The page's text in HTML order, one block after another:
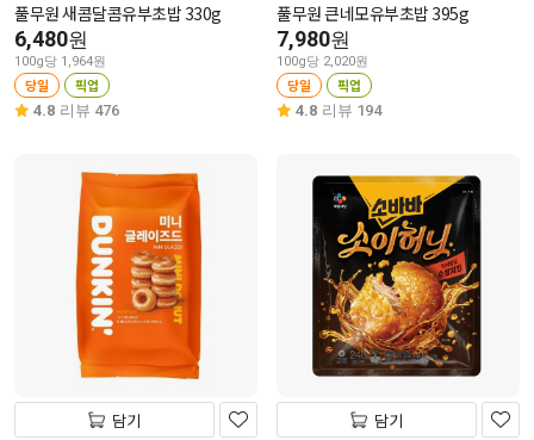
풀무원 새콤달콤유부초밥 330g
6,480원
100g당 1,964원
당일 픽업
4.8 리뷰 476
풀무원 큰네모유부초밥 395g
7,980원
100g당 2,020원
당일 픽업
4.8 리뷰 194
담기 담기